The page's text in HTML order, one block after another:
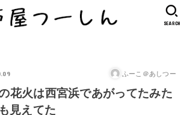
SEARCH
ふーこ＠あしつー
花火は西宮浜であがってたみた
見えてた